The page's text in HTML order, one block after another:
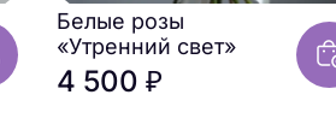
Белые розы
«Утренний свет»
4 500 ₽